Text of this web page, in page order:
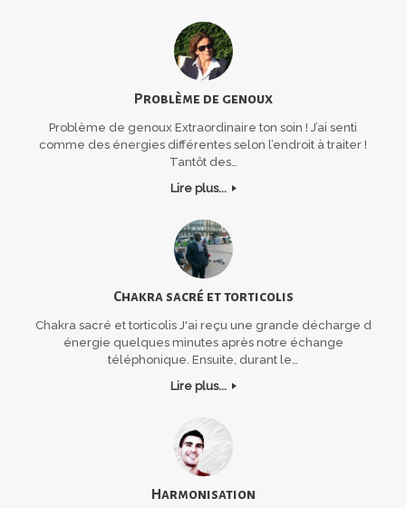
Problème de genoux
Problème de genoux Extraordinaire ton soin ! J’ai senti
comme des énergies différentes selon l’endroit à traiter !
Tantôt des…
Lire plus...
Chakra sacré et torticolis
Chakra sacré et torticolis J'ai reçu une grande décharge d
énergie quelques minutes après notre échange
téléphonique. Ensuite, durant le…
Lire plus...
Harmonisation